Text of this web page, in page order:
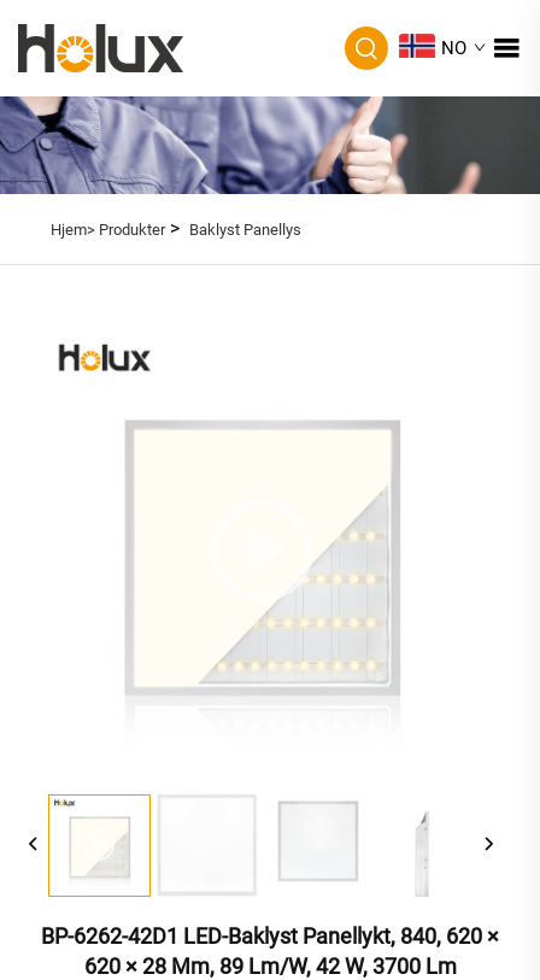
NO
Hjem> Produkter> Baklyst Panellys
BP-6262-42D1 LED-Baklyst Panellykt, 840, 620 ×
620 × 28 Mm, 89 Lm/W, 42 W, 3700 Lm